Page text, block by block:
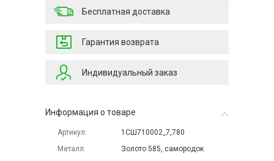
Бесплатная доставка
Гарантия возврата
Индивидуальный заказ
Информация о товаре
Артикул
1СШ710002_7,780
Металл
Золото 585, самородок